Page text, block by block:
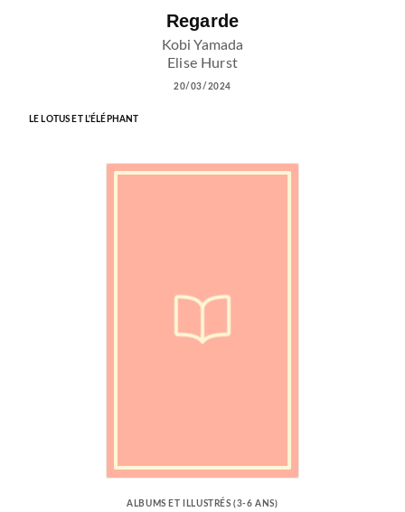
Regarde
Kobi Yamada
Elise Hurst
20/03/2024
LE LOTUS ET L'ÉLÉPHANT
ALBUMS ET ILLUSTRÉS (3-6 ANS)